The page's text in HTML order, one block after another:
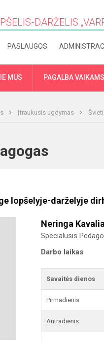
DARŽELIS
PASLAUGOS
MUS PAGALBA
Įtraukusis ugdymas
lopšelyje-darželyje
Neringa
Specialusis
Darbo laikas
Savaitės dienos
Pirmadienis
Antradienis